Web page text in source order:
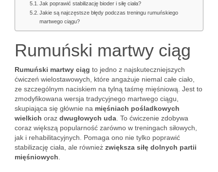
Jak poprawić stabilizację bioder i siłę ciała?
Jakie są najczęstsze błędy podczas treningu rumuńskiego
martwego ciągu?
Rumuński martwy ciąg
Rumuński martwy ciąg to jedno z najskuteczniejszych
ćwiczeń wielostawowych, które angażuje niemal całe ciało,
ze szczególnym naciskiem na tylną taśmę mięśniową. Jest to
zmodyfikowana wersja tradycyjnego martwego ciągu,
skupiająca się głównie na mięśniach pośladkowych
wielkich oraz dwugłowych uda . To ćwiczenie zdobywa
coraz większą popularność zarówno w treningach siłowych,
jak i rehabilitacyjnych. Pomaga ono nie tylko poprawić
stabilizację ciała, ale również zwiększa siłę dolnych partii
mięśniowych